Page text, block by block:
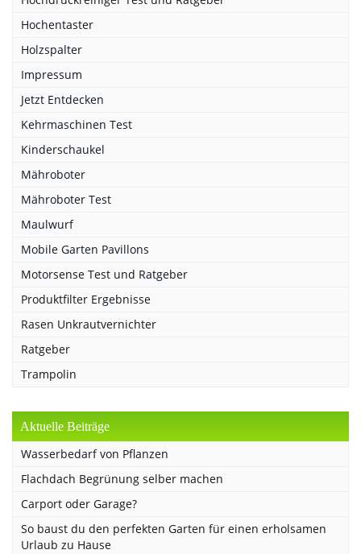
Hochentaster
Holzspalter
Impressum
Jetzt Entdecken
Kehrmaschinen Test
Kinderschaukel
Mähroboter
Mähroboter Test
Maulwurf
Mobile Garten Pavillons
Motorsense Test und Ratgeber
Produktfilter Ergebnisse
Rasen Unkrautvernichter
Ratgeber
Trampolin
Aktuelle Beiträge
Wasserbedarf von Pflanzen
Flachdach Begrünung selber machen
Carport oder Garage?
So baust du den perfekten Garten für einen erholsamen
Urlaub zu Hause